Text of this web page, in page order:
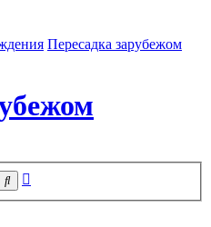
Пересадка зарубежом
Поиск